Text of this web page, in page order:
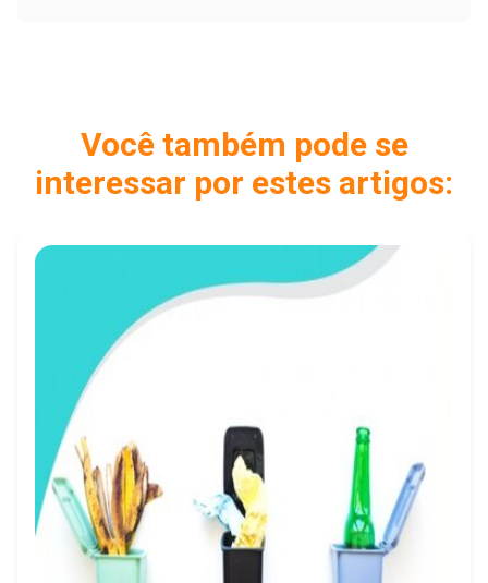
Você também pode se
interessar por estes artigos: